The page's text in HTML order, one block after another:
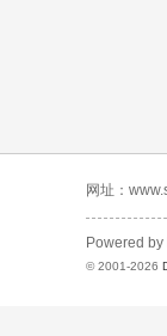
网址：
Powered by
© 2001-2026